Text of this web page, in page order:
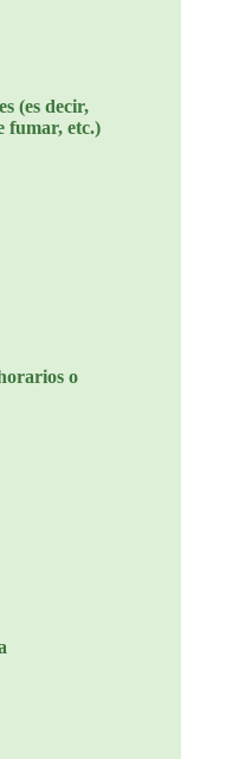
(es decir,
fumar, etc.)
o